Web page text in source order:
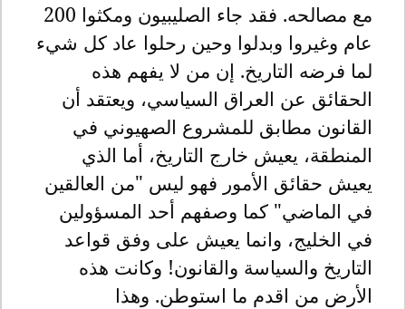
مع مصالحه. فقد جاء الصليبيون ومكثوا 200
عام وغيروا وبدلوا وحين رحلوا عاد كل شيء
لما فرضه التاريخ. إن من لا يفهم هذه
الحقائق عن العراق السياسي، ويعتقد أن
القانون مطابق للمشروع الصهيوني في
المنطقة، يعيش خارج التاريخ، أما الذي
يعيش حقائق الأمور فهو ليس "من العالقين
في الماضي" كما وصفهم أحد المسؤولين
في الخليج، وانما يعيش على وفق قواعد
التاريخ والسياسة والقانون! وكانت هذه
الأرض من اقدم ما استوطن. وهذا